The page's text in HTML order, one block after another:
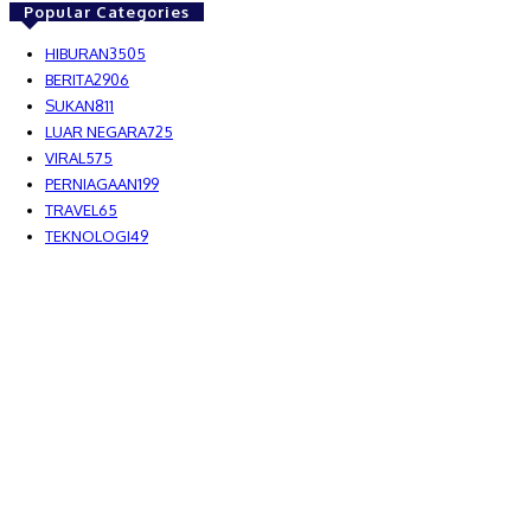
Popular Categories
HIBURAN3505
BERITA2906
SUKAN811
LUAR NEGARA725
VIRAL 575
PERNIAGAAN199
TRAVEL 65
TEKNOLOGI49